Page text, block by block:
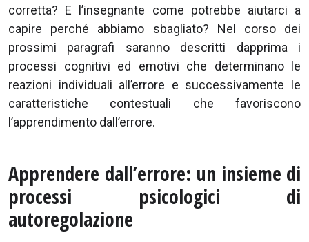
corretta? E l’insegnante come potrebbe aiutarci a
capire perché abbiamo sbagliato? Nel corso dei
prossimi paragrafi saranno descritti dapprima i
processi cognitivi ed emotivi che determinano le
reazioni individuali all’errore e successivamente le
caratteristiche contestuali che favoriscono
l’apprendimento dall’errore.
Apprendere dall’errore: un insieme di
processi psicologici di
autoregolazione